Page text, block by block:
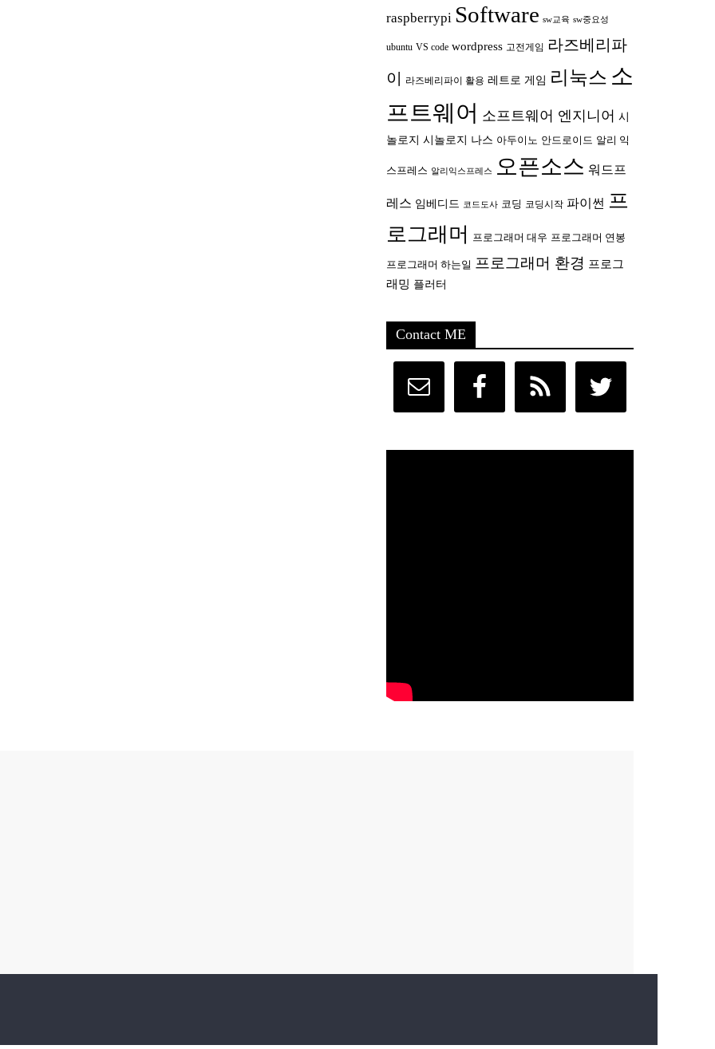
raspberrypi Software sw교육 sw중요성
ubuntu VS code wordpress 고전게임
라즈베리파
이
라즈베리파이 활용 레트로 게임 리눅스 소
프트웨어 소프트웨어 엔지니어 시
놀로지 시놀로지 나스 아두이노 안드로이드 알리 익
스프레스 알리익스프레스 오픈소스 워드프
레스 임베디드 코드도사 코딩 코딩시작 파이썬 프
로그래머
프로그래머 대우 프로그래머 연봉
프로그래머 하는일 프로그래머 환경 프로그
래밍 플러터
Contact ME